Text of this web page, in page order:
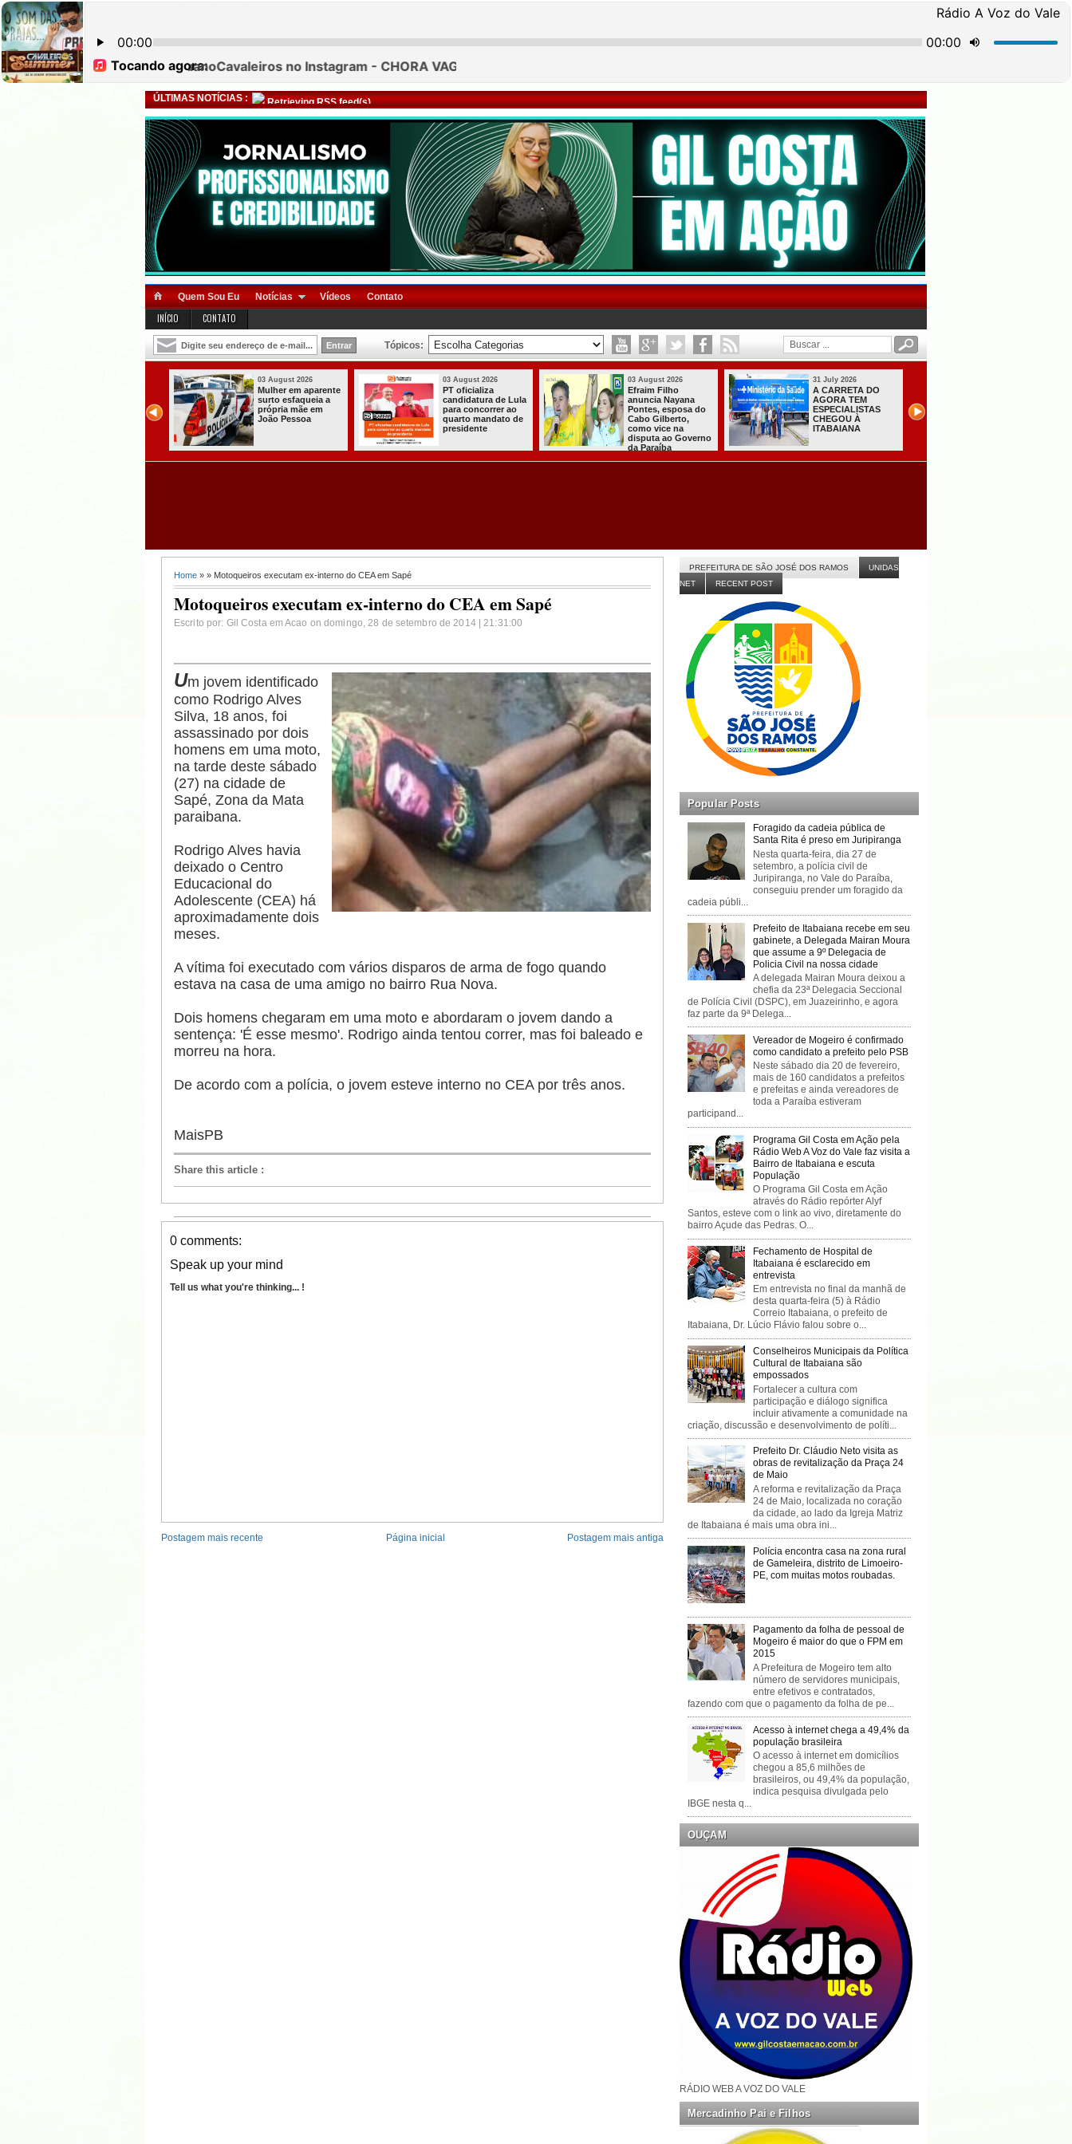
ÚLTIMAS NOTÍCIAS : Retrieving RSS feed(s)
Quem Sou Eu Notícias Vídeos Contato
INÍCIO CONTATO
Tópicos:
Itabaiana recebeu
da Sedap-PB cerca
03 August 2026
Mulher em aparente
surto esfaqueia a
própria mãe em
João Pessoa
03 August 2026
PT oficializa
candidatura de Lula
para concorrer ao
quarto mandato de
presidente
03 August 2026
Efraim Filho
anuncia Nayana
Pontes, esposa do
Cabo Gilberto,
como vice na
disputa ao Governo
da Paraíba
31 July 2026
A CARRETA DO
AGORA TEM
ESPECIALISTAS
CHEGOU À
ITABAIANA
Home » » Motoqueiros executam ex-interno do CEA em Sapé
Motoqueiros executam ex-interno do CEA em Sapé
Escrito por: Gil Costa em Acao on domingo, 28 de setembro de 2014 | 21:31:00
Um jovem identificado
como Rodrigo Alves
Silva, 18 anos, foi
assassinado por dois
homens em uma moto,
na tarde deste sábado
(27) na cidade de
Sapé, Zona da Mata
paraibana.
Rodrigo Alves havia
deixado o Centro
Educacional do
Adolescente (CEA) há
aproximadamente dois
meses.
A vítima foi executado com vários disparos de arma de fogo quando
estava na casa de uma amigo no bairro Rua Nova.
Dois homens chegaram em uma moto e abordaram o jovem dando a
sentença: 'É esse mesmo'. Rodrigo ainda tentou correr, mas foi baleado e
morreu na hora.
De acordo com a polícia, o jovem esteve interno no CEA por três anos.
MaisPB
Share this article :
0 comments:
Speak up your mind
Tell us what you're thinking... !
Postagem mais recente Postagem mais antiga
Página inicial
PREFEITURA DE SÃO JOSÉ DOS RAMOS
UNIDAS
NET
RECENT POST
Popular Posts
Foragido da cadeia pública de
Santa Rita é preso em Juripiranga
Nesta quarta-feira, dia 27 de
setembro, a polícia civil de
Juripiranga, no Vale do Paraíba,
conseguiu prender um foragido da
cadeia públi...
Prefeito de Itabaiana recebe em seu
gabinete, a Delegada Mairan Moura
que assume a 9º Delegacia de
Policia Civil na nossa cidade
A delegada Mairan Moura deixou a
chefia da 23ª Delegacia Seccional
de Polícia Civil (DSPC), em Juazeirinho, e agora
faz parte da 9ª Delega...
Vereador de Mogeiro é confirmado
como candidato a prefeito pelo PSB
Neste sábado dia 20 de fevereiro,
mais de 160 candidatos a prefeitos
e prefeitas e ainda vereadores de
toda a Paraíba estiveram
participand...
Programa Gil Costa em Ação pela
Rádio Web A Voz do Vale faz visita a
Bairro de Itabaiana e escuta
População
O Programa Gil Costa em Ação
através do Rádio repórter Alyf
Santos, esteve com o link ao vivo, diretamente do
bairro Açude das Pedras. O...
Fechamento de Hospital de
Itabaiana é esclarecido em
entrevista
Em entrevista no final da manhã de
desta quarta-feira (5) à Rádio
Correio Itabaiana, o prefeito de
Itabaiana, Dr. Lúcio Flávio falou sobre o...
Conselheiros Municipais da Política
Cultural de Itabaiana são
empossados
Fortalecer a cultura com
participação e diálogo significa
incluir ativamente a comunidade na
criação, discussão e desenvolvimento de políti...
Prefeito Dr. Cláudio Neto visita as
obras de revitalização da Praça 24
de Maio
A reforma e revitalização da Praça
24 de Maio, localizada no coração
da cidade, ao lado da Igreja Matriz
de Itabaiana é mais uma obra ini...
Polícia encontra casa na zona rural
de Gameleira, distrito de Limoeiro-
PE, com muitas motos roubadas.
Pagamento da folha de pessoal de
Mogeiro é maior do que o FPM em
2015
A Prefeitura de Mogeiro tem alto
número de servidores municipais,
entre efetivos e contratados,
fazendo com que o pagamento da folha de pe...
Acesso à internet chega a 49,4% da
população brasileira
O acesso à internet em domicílios
chegou a 85,6 milhões de
brasileiros, ou 49,4% da população,
indica pesquisa divulgada pelo
IBGE nesta q...
OUÇAM
RÁDIO WEB A VOZ DO VALE
Mercadinho Pai e Filhos